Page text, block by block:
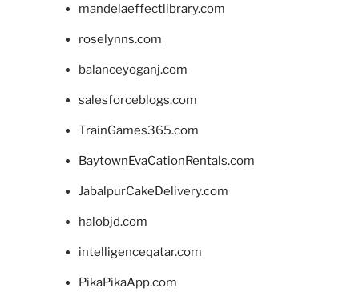
mandelaeffectlibrary.com
roselynns.com
balanceyoganj.com
salesforceblogs.com
TrainGames365.com
BaytownEvaCationRentals.com
JabalpurCakeDelivery.com
halobjd.com
intelligenceqatar.com
PikaPikaApp.com